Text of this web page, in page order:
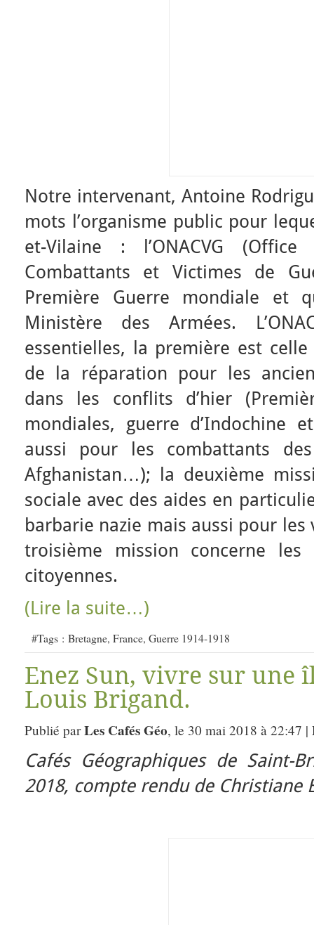
Notre intervenant, Antoine
mots l’organisme public pour
et-Vilaine : l’ONACVG
Combattants et Victimes de
Première Guerre mondiale et
Ministère des Armées.
essentielles, la première est
de la réparation pour les
dans les conflits d’hier
mondiales, guerre d’Indochine
aussi pour les combattants
Afghanistan…); la deuxième
sociale avec des aides en
barbarie nazie mais aussi pour
troisième mission concerne les
citoyennes.
(Lire la suite…)
#Tags : Bretagne, France, Guerre 1914-1918
Enez Sun, vivre sur une
Louis Brigand.
Publié parLes Cafés Géo, le 30 mai 2018 à 22:47 |
Cafés Géographiques de Saint-
2018, compte rendu de Christiane